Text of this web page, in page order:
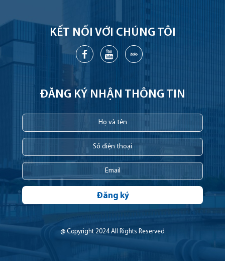
KẾT NỐI VỚI CHÚNG TÔI
ĐĂNG KÝ NHẬN THÔNG TIN
Đăng ký
@ Copyright 2024 All Rights Reserved